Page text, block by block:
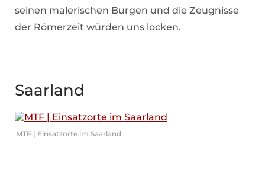
seinen malerischen Burgen und die Zeugnisse
der Römerzeit würden uns locken.
Saarland
MTF | Einsatzorte im Saarland